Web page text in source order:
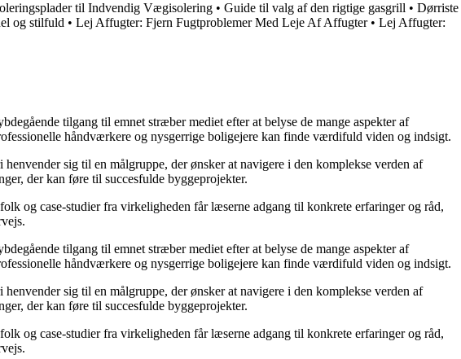
til Indvendig Vægisolering • Guide til valg af den rigtige gasgrill • Dørriste
og stilfuld • Lej Affugter: Fjern Fugtproblemer Med Leje Af Affugter• Lej Affugter:
tilgang til emnet stræber mediet efter at belyse de mange aspekter af
håndværkere og nysgerrige boligejere kan finde værdifuld viden og indsigt.
sig til en målgruppe, der ønsker at navigere i den komplekse verden af
der kan føre til succesfulde byggeprojekter.
og case-studier fra virkeligheden får læserne adgang til konkrete erfaringer og råd,
tilgang til emnet stræber mediet efter at belyse de mange aspekter af
håndværkere og nysgerrige boligejere kan finde værdifuld viden og indsigt.
sig til en målgruppe, der ønsker at navigere i den komplekse verden af
der kan føre til succesfulde byggeprojekter.
og case-studier fra virkeligheden får læserne adgang til konkrete erfaringer og råd,